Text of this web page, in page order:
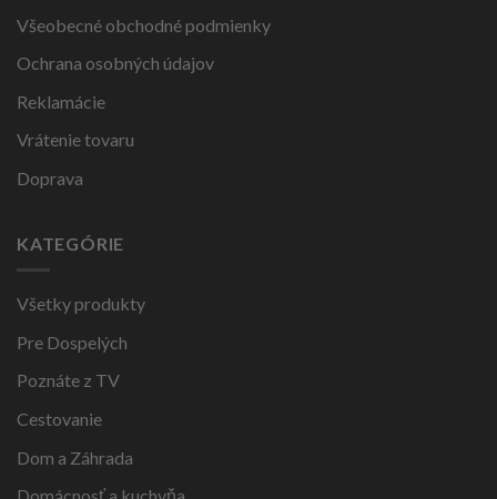
Všeobecné obchodné podmienky
Ochrana osobných údajov
Reklamácie
Vrátenie tovaru
Doprava
KATEGÓRIE
Všetky produkty
Pre Dospelých
Poznáte z TV
Cestovanie
Dom a Záhrada